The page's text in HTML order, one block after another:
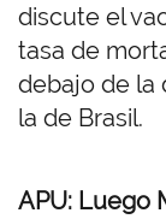
discute el
tasa de
debajo de la
la de Brasil.
APU: Luego